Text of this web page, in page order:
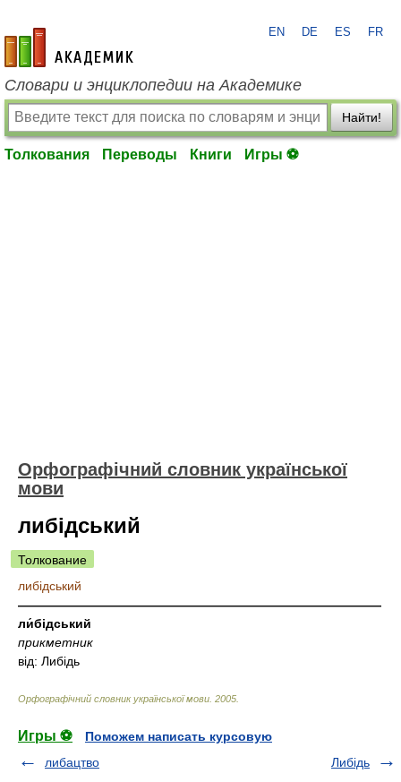
academic.ru
EN DE ES FR
Словари и энциклопедии на Академике
Найти!
Толкования Переводы Книги Игры ⚽
Орфографічний словник української
мови
либідський
Толкование
либідський
—————————————————————————————
ли́бідський
прикметник
від: Либідь
Орфографічний словник української мови 2005
Игры ⚽
Поможем написать курсовую
либацтво
Либідь